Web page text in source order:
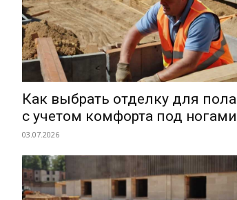
Как выбрать отделку для пола
с учетом комфорта под ногами
03.07.2026